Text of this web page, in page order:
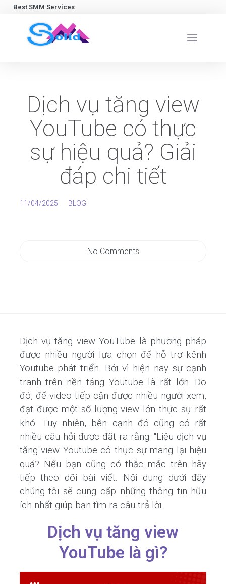
Best SMM Services
Dịch vụ tăng view
YouTube có thực
sự hiệu quả? Giải
đáp chi tiết
11/04/2025 BLOG
No Comments
Dịch vụ tăng view YouTube là phương pháp
được nhiều người lựa chọn để hỗ trợ kênh
Youtube phát triển. Bởi vì hiện nay sự cạnh
tranh trên nền tảng Youtube là rất lớn. Do
đó, để video tiếp cận được nhiều người xem,
đạt được một số lượng view lớn thực sự rất
khó. Tuy nhiên, bên cạnh đó cũng có rất
nhiều câu hỏi được đặt ra rằng: "Liệu dịch vụ
tăng view Youtube có thực sự mang lại hiệu
quả? Nếu bạn cũng có thắc mắc trên hãy
tiếp theo dõi bài viết. Nội dung dưới đây
chúng tôi sẽ cung cấp những thông tin hữu
ích nhất giúp bạn tìm ra câu trả lời.
Dịch vụ tăng view
YouTube là gì?